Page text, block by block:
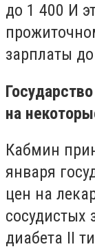
до 1 400 И
зарплаты
на
Кабмин
января
цен на
сосудистых
диабета II